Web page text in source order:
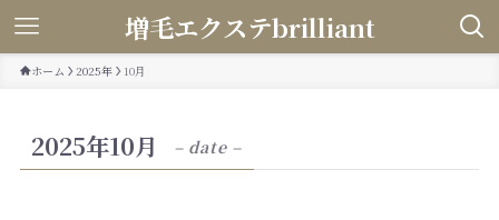
増毛エクステbrilliant
ホーム 2025年 10月
2025年10月 – date –